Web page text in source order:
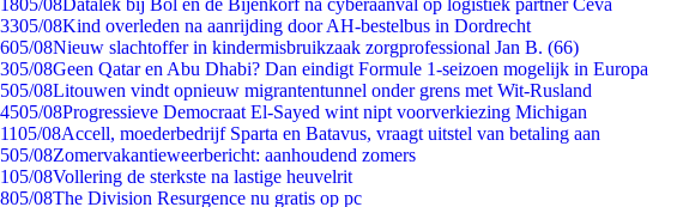
1805/08Datalek bij Bol en de Bijenkorf na cyberaanval op logistiek partner Ceva
3305/08Kind overleden na aanrijding door AH-bestelbus in Dordrecht
605/08Nieuw slachtoffer in kindermisbruikzaak zorgprofessional Jan B. (66)
305/08Geen Qatar en Abu Dhabi? Dan eindigt Formule 1-seizoen mogelijk in Europa
505/08Litouwen vindt opnieuw migrantentunnel onder grens met Wit-Rusland
4505/08Progressieve Democraat El-Sayed wint nipt voorverkiezing Michigan
1105/08Accell, moederbedrijf Sparta en Batavus, vraagt uitstel van betaling aan
505/08Zomervakantieweerbericht: aanhoudend zomers
105/08Vollering de sterkste na lastige heuvelrit
805/08The Division Resurgence nu gratis op pc